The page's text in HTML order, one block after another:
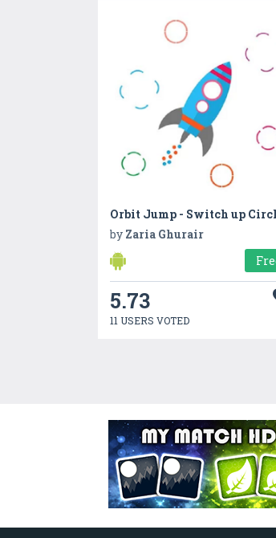
Orbit Jump - Switch up
by Zaria Ghurair
5.73
11 USERS VOTED